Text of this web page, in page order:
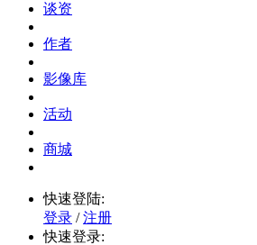
谈资
作者
影像库
活动
商城
快速登陆:
登录 / 注册
快速登录: